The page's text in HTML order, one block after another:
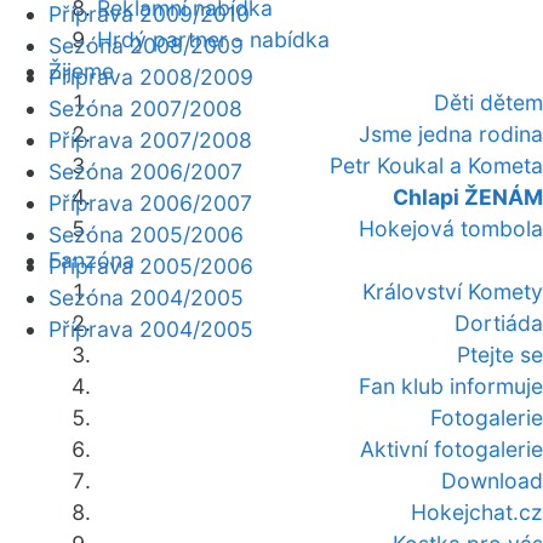
Reklamní nabídka
Hrdý partner - nabídka
Žijeme
Děti dětem
Jsme jedna rodina
Petr Koukal a Kometa
Chlapi ŽENÁM
Hokejová tombola
Fanzóna
Království Komety
Dortiáda
Ptejte se
Fan klub informuje
Fotogalerie
Aktivní fotogalerie
Download
Hokejchat.cz
Příprava 2009/2010
Sezóna 2008/2009
Příprava 2008/2009
Sezóna 2007/2008
Příprava 2007/2008
Sezóna 2006/2007
Příprava 2006/2007
Sezóna 2005/2006
Příprava 2005/2006
Sezóna 2004/2005
Příprava 2004/2005